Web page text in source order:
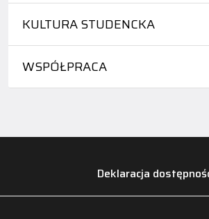
KULTURA STUDENCKA
WSPÓŁPRACA
Deklaracja